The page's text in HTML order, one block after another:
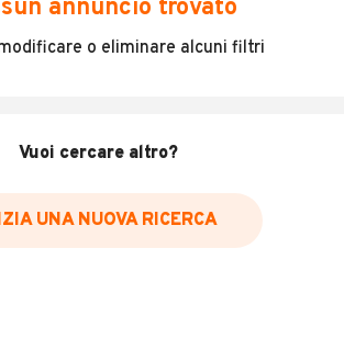
è stato coinvolto il veicolo
delle revisioni effettuate
di targa per verificare la disponibilità
annuncio trovato
o eliminare alcuni filtri
Vuoi cercare altro?
UNA NUOVA RICERCA